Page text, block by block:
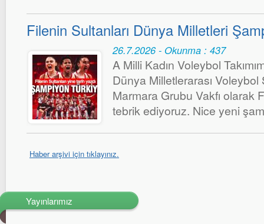
Filenin Sultanları Dünya Milletleri
26.7.2026 - Okunma : 437
A Milli Kadın Voleybol
Dünya Milletlerarası
Marmara Grubu Vakfı olarak
tebrik ediyoruz. Nice yeni
Haber arşivi için tıklayınız.
Yayınlarımız